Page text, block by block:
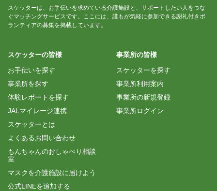
スケッターは、お手伝いを求めている介護施設と、サポートしたい人をつな
ぐマッチングサービスです。ここには、誰もが気軽に参加できる謝礼付きボ
ランティアの募集を掲載しています。
スケッターの皆様
お手伝いを探す
事業所を探す
体験レポートを探す
JALマイレージ連携
スケッターとは
よくあるお問い合わせ
もんちゃんのおしゃべり相談
室
マスクを介護施設に届けよう
公式LINEを追加する
事業所の皆様
スケッターを探す
事業所利用案内
事業所の新規登録
事業所ログイン